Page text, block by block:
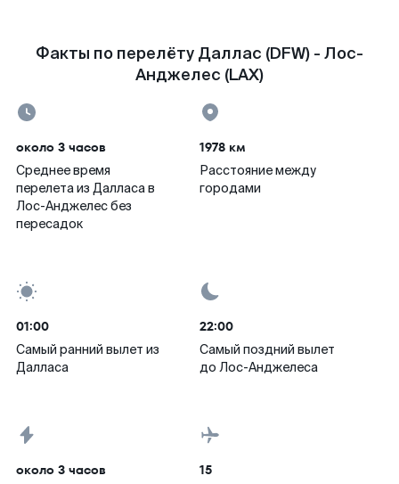
Факты по перелёту Даллас (DFW) - Лос-
Анджелес (LAX)
около 3 часов
Среднее время
перелета из Далласа в
Лос-Анджелес без
пересадок
1978 км
Расстояние между
городами
01:00
Самый ранний вылет из
Далласа
22:00
Самый поздний вылет
до Лос-Анджелеса
около 3 часов 15